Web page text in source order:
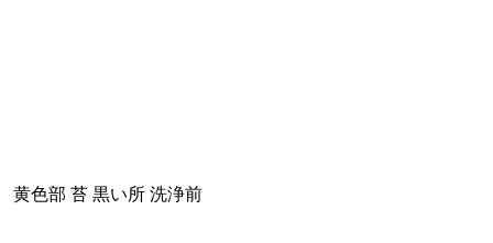
黄色部 苔 黒い所 洗浄前